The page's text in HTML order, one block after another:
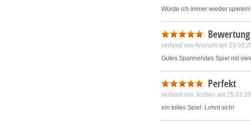
Würde ich immer wieder
Bewertung
verfasst von Anonym am
Gutes Spannendes Spiel mit
Perfekt
verfasst von Jochen am
ein tolles Spiel. Lohnt sich!